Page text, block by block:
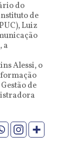
do
de
Luiz
a
Alessi, o
de